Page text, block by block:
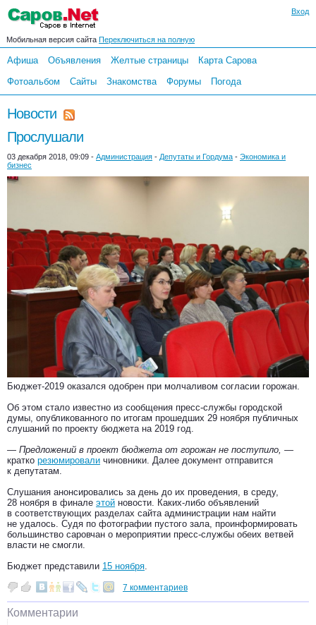
Вход
Мобильная версия сайта Переключиться на полную
Афиша Объявления Желтые страницы
Карта Сарова
Фотоальбом
Сайты Знакомства Форумы Погода
Новости
Прослушали
03 декабря 2018, 09:09 - Администрация - Депутаты и Гордума - Экономика и
бизнес
Бюджет-2019 оказался одобрен при молчаливом согласии горожан.
Об этом стало известно из сообщения пресс-службы городской
думы, опубликованного по итогам прошедших 29 ноября публичных
слушаний по проекту бюджета на 2019 год.
— Предложений в проект бюджета от горожан не поступило, —
кратко резюмировали чиновники. Далее документ отправится
к депутатам.
Слушания анонсировались за день до их проведения, в среду,
28 ноября в финале этой новости. Каких-либо объявлений
в соответствующих разделах сайта администрации нам найти
не удалось. Судя по фотографии пустого зала, проинформировать
большинство саровчан о мероприятии пресс-службы обеих ветвей
власти не смогли.
Бюджет представили 15 ноября.
7 комментариев
Комментарии